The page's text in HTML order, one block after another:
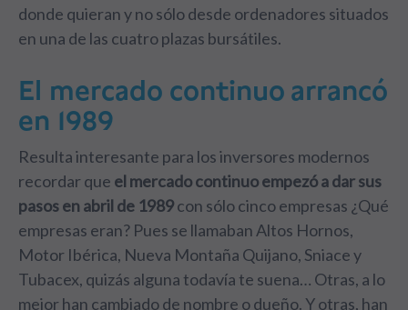
donde quieran y no sólo desde ordenadores situados
en una de las cuatro plazas bursátiles.
El mercado continuo arrancó
en 1989
Resulta interesante para los inversores modernos
recordar que el mercado continuo empezó a dar sus
pasos en abril de 1989con sólo cinco empresas ¿Qué
empresas eran? Pues se llamaban Altos Hornos,
Motor Ibérica, Nueva Montaña Quijano, Sniace y
Tubacex, quizás alguna todavía te suena… Otras, a lo
mejor han cambiado de nombre o dueño. Y otras, han